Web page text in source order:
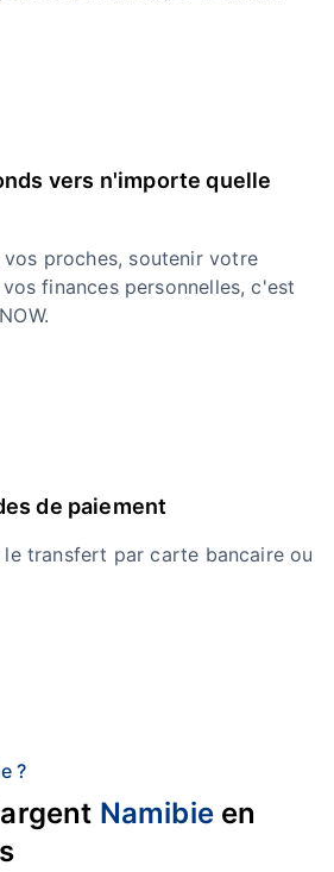
vers n'importe quelle
proches, soutenir votre
finances personnelles, c'est
de paiement
transfert par carte bancaire ou
?
Namibieen